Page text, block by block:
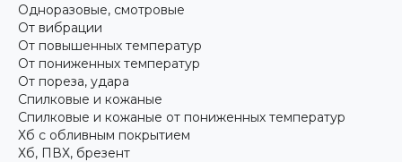
Одноразовые, смотровые
От вибрации
От повышенных температур
От пониженных температур
От пореза, удара
Спилковые и кожаные
Спилковые и кожаные от пониженных температур
Хб с обливным покрытием
Хб, ПВХ, брезент